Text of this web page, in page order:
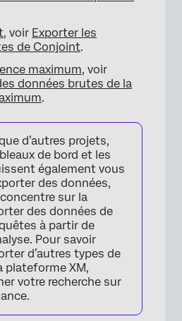
, voir Exporter les
de Conjoint.
maximum, voir
données brutes de la
.
d’autres projets,
de bord et les
également vous
des données,
sur la
des données de
à partir de
Pour savoir
d’autres types de
plateforme XM,
votre recherche sur